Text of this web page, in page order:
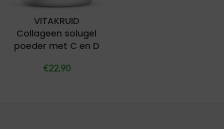
VITAKRUID
Collageen solugel
poeder met C en D
€22,90